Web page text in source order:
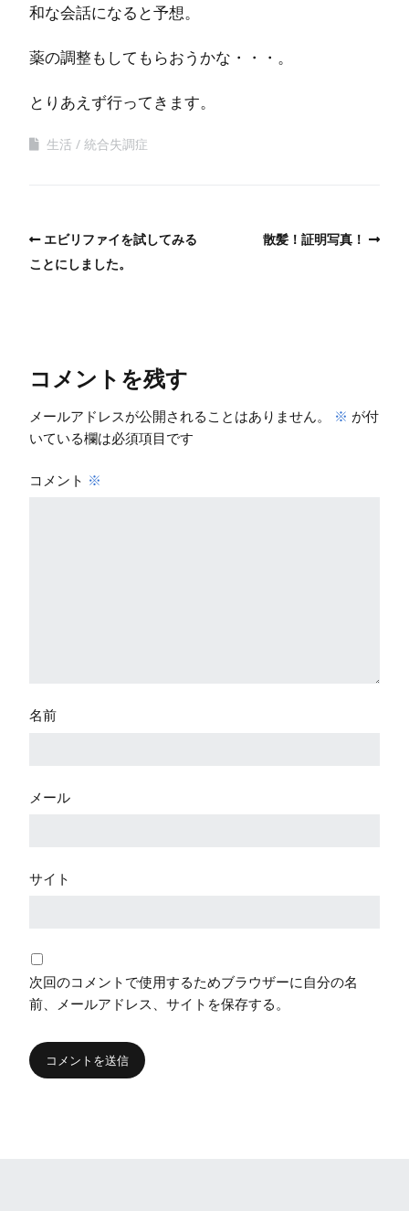
和な会話になると予想。
薬の調整もしてもらおうかな・・・。
とりあえず行ってきます。
生活 統合失調症
エビリファイを試してみる
ことにしました。
散髪！証明写真！
コメントを残す
メールアドレスが公開されることはありません。 ※ が付
いている欄は必須項目です
コメント ※
名前
メール
サイト
次回のコメントで使用するためブラウザーに自分の名
前、メールアドレス、サイトを保存する。